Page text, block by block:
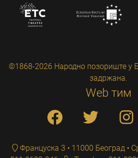
©1868-2026 Народно позориште у
задржана.
Web тим
Француска 3 • 11000 Београд •